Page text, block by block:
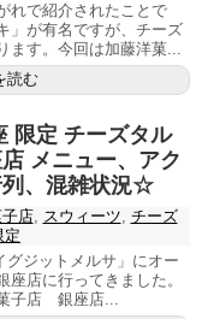
れで紹介されたことで
」が有名ですが、チーズ
ます。今回は加藤洋菓...
読む
限定 チーズタル
メニュー、アク
列、混雑状況☆
店, スウィーツ, チーズ
定
ジットメルサ」にオー
店に行ってきました。
子店 銀座店...